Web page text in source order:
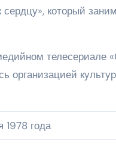
который
телесериале
организацией
1978 года